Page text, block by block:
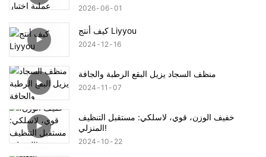
2026 06 01
كيف أنتج Liyyou
2024 12 16
منظف ​​السجاد يزيل البقع الرطبة والجافة
2024 11 07
خفيف الوزن، قوي، لاسلكي: مستقبل التنظيف
المنزلي!
2024 10 22